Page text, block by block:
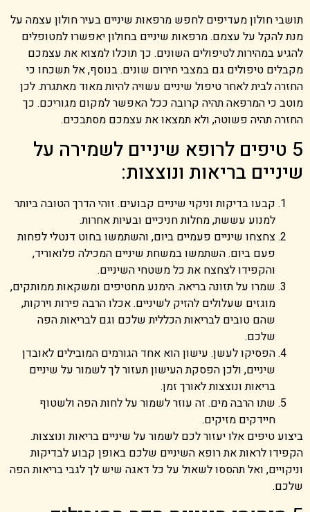
תושבי חולון מעדיפים לחפש מרפאות שיניים בעיר חולון עצמה על
מנת להקל על עצמם. מרפאות שיניים בחולון יאפשרו למטופלים
להגיע במהירות לטיפולים השונים. כך תוכלו למצוא את עצמכם
מקבלים טיפולים גם במצבי חירום שונים. בנוסף, אל תשכחו כי
החזרה לבית לאחר טיפול שיניים עשויה להיות מאוד מאתגרת. לכן
מוטב כי המרפאה תהיה קרובה ככל האפשר למקום מגוריכם. כך
החזרה תהיה פשוטה, ולא תמצאו את עצמכם מסתבכים.
5 טיפים לרופא שיניים לשמירה על
שיניים בריאות ונוצצות:
קבעו בדיקות וניקוי שיניים קבועים. זוהי הדרך הטובה ביותר
למנוע עששת, מחלות חניכיים ובעיות אחרות.
צחצחו שיניים פעמיים ביום, והשתמשו בחוט דנטלי לפחות
פעם ביום. השתמשו במשחת שיניים המכילה פלואוריד,
והקפידו לצחצח את כל משטחי השיניים.
שמרו על תזונה בריאה. הימנע מחטיפים ומשקאות ממותקים,
מוגזים שעלולים להזיק לשיניים. אכלו הרבה פירות וירקות,
שהם טובים לבריאות הכללית שלכם וגם לבריאות הפה
שלכם.
הפסיקו לעשן. עישון הוא אחד הגורמים המובילים לאובדן
שיניים, ולכן הפסקת העישון תעזור לך לשמור על שיניים
בריאות ונוצצות לאורך זמן.
שתו הרבה מים. זה עוזר לשמור על לחות הפה ולשטוף
חיידקים מזיקים.
ביצוע טיפים אלו יעזור לכם לשמור על שיניים בריאות ונוצצות.
הקפידו לראות את רופא השיניים שלכם באופן קבוע לבדיקות
וניקויים, ואל תהססו לשאול על כל דאגה שיש לך לגבי בריאות הפה
שלכם.